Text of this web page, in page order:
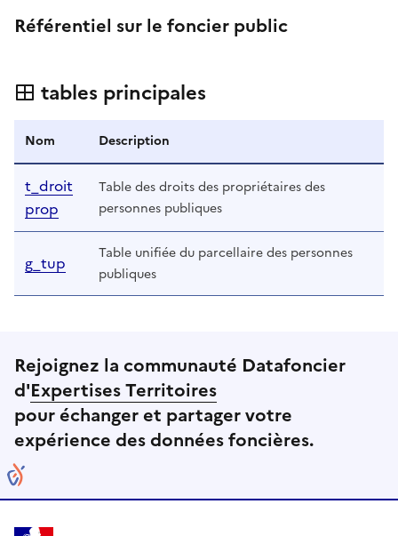
Référentiel sur le foncier public
tables principales
Nom Description
t_droit
prop
Table des droits des propriétaires des
personnes publiques
g_tup
Table unifiée du parcellaire des personnes
publiques
Rejoignez la communauté Datafoncier
d'Expertises Territoires
pour échanger et partager votre
expérience des données foncières.